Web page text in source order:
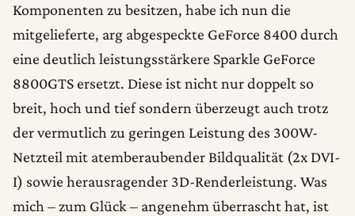
Komponenten zu besitzen, habe ich nun die
mitgelieferte, arg abgespeckte GeForce 8400 durch
eine deutlich leistungsstärkere Sparkle GeForce
8800GTS ersetzt. Diese ist nicht nur doppelt so
breit, hoch und tief sondern überzeugt auch trotz
der vermutlich zu geringen Leistung des 300W-
Netzteil mit atemberaubender Bildqualität (2x DVI-
I) sowie herausragender 3D-Renderleistung. Was
mich – zum Glück – angenehm überrascht hat, ist